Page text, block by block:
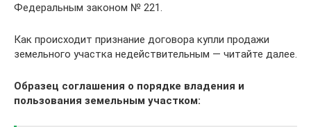
Федеральным законом № 221.
Как происходит признание договора купли продажи
земельного участка недействительным — читайте далее.
Образец соглашения о порядке владения и
пользования земельным участком: